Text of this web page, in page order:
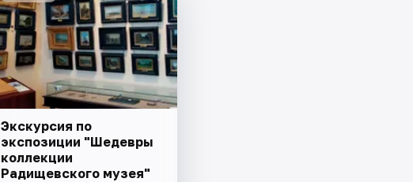
Экскурсия по
экспозиции "Шедевры
коллекции
Радищевского музея"